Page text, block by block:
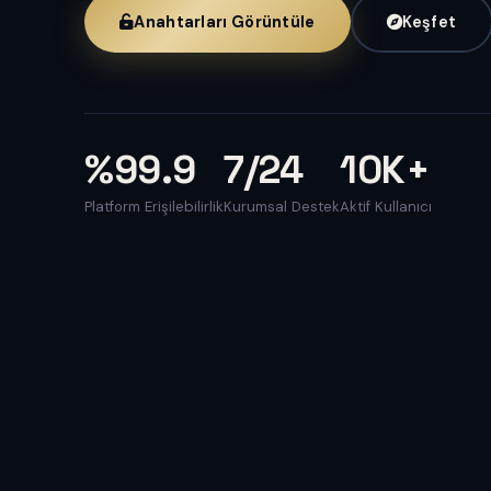
Anahtarları Görüntüle Keşfet
%99.9
Platform Erişilebilirlik
7/24
Kurumsal Destek
10K+
Aktif Kullanıcı